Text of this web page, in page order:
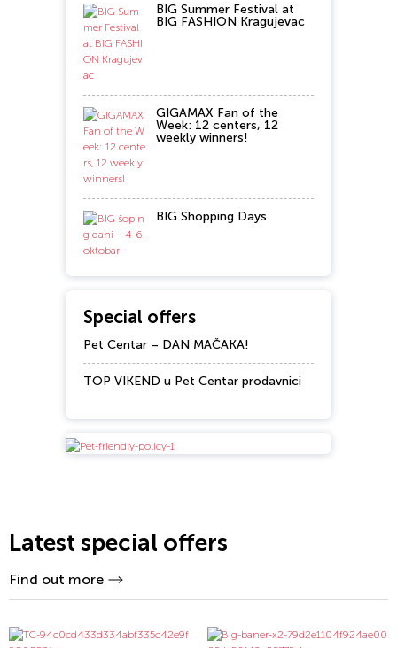
BIG Summer Festival at
BIG FASHION Kragujevac
GIGAMAX Fan of the
Week: 12 centers, 12
weekly winners!
BIG Shopping Days
Special offers
Pet Centar – DAN MAČAKA!
TOP VIKEND u Pet Centar prodavnici
Latest special offers
Find out more